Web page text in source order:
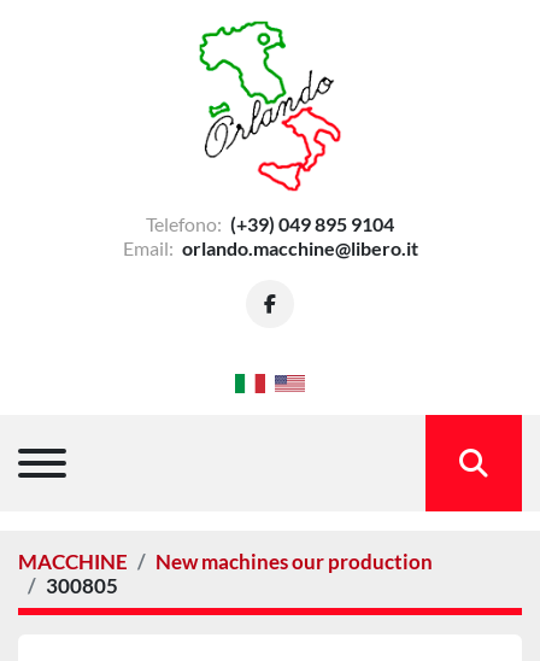
Telefono: (+39) 049 895 9104
Email: orlando.macchine@libero.it
facebook
CERCA
MACCHINE
New machines our production
300805